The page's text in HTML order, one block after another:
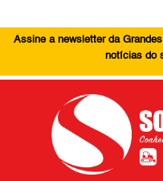
Assine a newsletter da
notícias do